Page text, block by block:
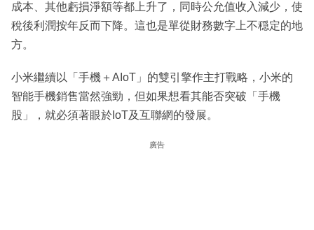
成本、其他虧損淨額等都上升了，同時公允值收入減少，使
稅後利潤按年反而下降。這也是單從財務數字上不穏定的地
方。
小米繼續以「手機＋AIoT」的雙引擎作主打戰略，小米的
智能手機銷售當然強勁，但如果想看其能否突破「手機
股」，就必須著眼於IoT及互聯網的發展。
廣告